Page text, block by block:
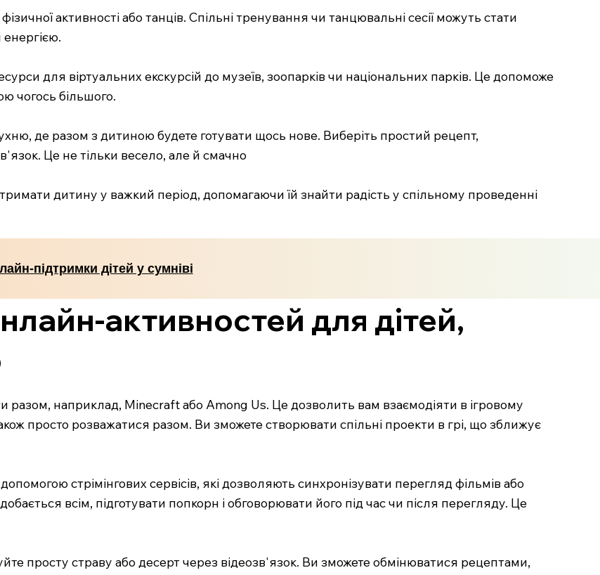
активності або танців. Спільні тренування чи танцювальні сесії можуть стати
для віртуальних екскурсій до музеїв, зоопарків чи національних парків. Це допоможе
чогось більшого.
де разом з дитиною будете готувати щось нове. Виберіть простий рецепт,
Це не тільки весело, але й смачно
дитину у важкий період, допомагаючи їй знайти радість у спільному проведенні
підтримки дітей у сумніві
активностей для дітей,
разом, наприклад, Minecraft або Among Us. Це дозволить вам взаємодіяти в ігровому
просто розважатися разом. Ви зможете створювати спільні проекти в грі, що зближує
стрімінгових сервісів, які дозволяють синхронізувати перегляд фільмів або
всім, підготувати попкорн і обговорювати його під час чи після перегляду. Це
просту страву або десерт через відеозв'язок. Ви зможете обмінюватися рецептами,